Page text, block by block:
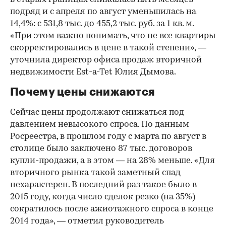
подряд и с апреля по август уменьшилась на
14,4%: с 531,8 тыс. до 455,2 тыс. руб. за 1 кв. м.
«При этом важно понимать, что не все квартиры
скорректировались в цене в такой степени», —
уточнила директор офиса продаж вторичной
недвижимости Est-a-Tet Юлия Дымова.
Почему цены снижаются
Сейчас цены продолжают снижаться под
давлением невысокого спроса. По данным
Росреестра, в прошлом году с марта по август в
столице было заключено 87 тыс. договоров
купли-продажи, а в этом — на 28% меньше. «Для
вторичного рынка такой заметный спад
нехарактерен. В последний раз такое было в
2015 году, когда число сделок резко (на 35%)
сократилось после ажиотажного спроса в конце
2014 года», — отметил руководитель